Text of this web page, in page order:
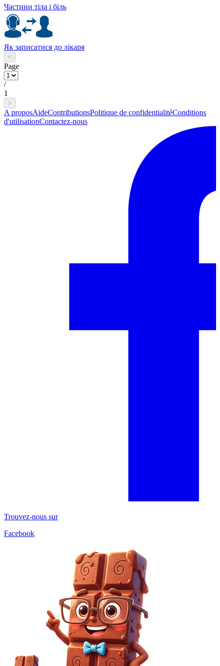
Частини тіла і біль
Як записатися до лікаря
<
Page
/
1
>
A proposAideContributionsPolitique de confidentialitéConditions
d'utilisationContactez-nous
Trouvez-nous sur
Facebook